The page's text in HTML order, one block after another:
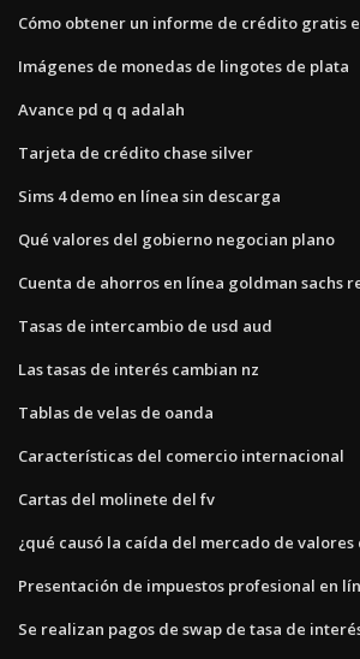
Cómo obtener un informe de crédito gratis
Imágenes de monedas de lingotes de plata
Avance pd q q adalah
Tarjeta de crédito chase silver
Sims 4 demo en línea sin descarga
Qué valores del gobierno negocian plano
Cuenta de ahorros en línea goldman sachs
Tasas de intercambio de usd aud
Las tasas de interés cambian nz
Tablas de velas de oanda
Características del comercio internacional
Cartas del molinete del fv
¿qué causó la caída del mercado de valores
Presentación de impuestos profesional en
Se realizan pagos de swap de tasa de